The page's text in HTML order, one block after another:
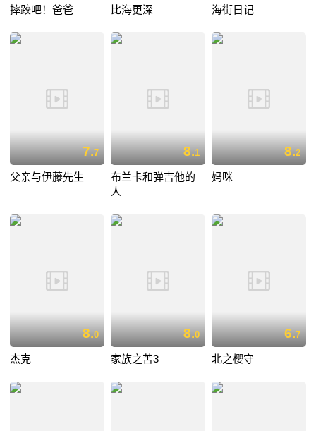
摔跤吧！爸爸 比海更深 海街日记
7.7
父亲与伊藤先生
8.1
布兰卡和弹吉他的
人
8.2
妈咪
8.0
杰克
8.0
家族之苦3
6.7
北之樱守